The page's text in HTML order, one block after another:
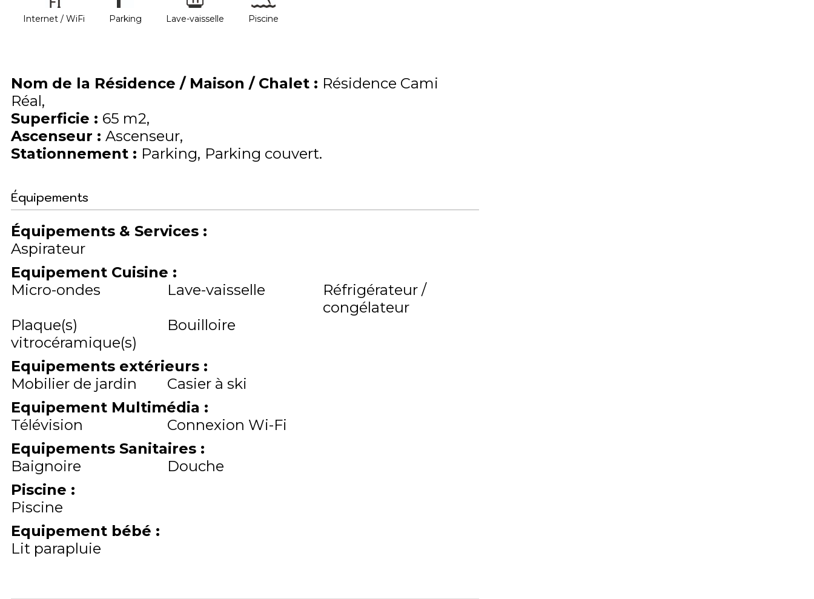
Internet / WiFi Parking Lave-vaisselle Piscine
Nom de la Résidence / Maison / Chalet : Résidence Cami
Réal
Superficie : 65 m2
Ascenseur : Ascenseur
Stationnement : Parking Parking couvert
Équipements
Équipements & Services :
Aspirateur
Equipement Cuisine :
Micro-ondes
Lave-vaisselle
Réfrigérateur /
congélateur
Plaque(s)
vitrocéramique(s)
Bouilloire
Equipements extérieurs :
Mobilier de jardin
Casier à ski
Equipement Multimédia :
Télévision
Connexion Wi-Fi
Equipements Sanitaires :
Baignoire
Douche
Piscine :
Piscine
Equipement bébé :
Lit parapluie